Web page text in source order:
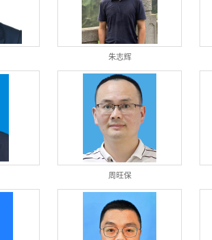
朱志辉
周旺保